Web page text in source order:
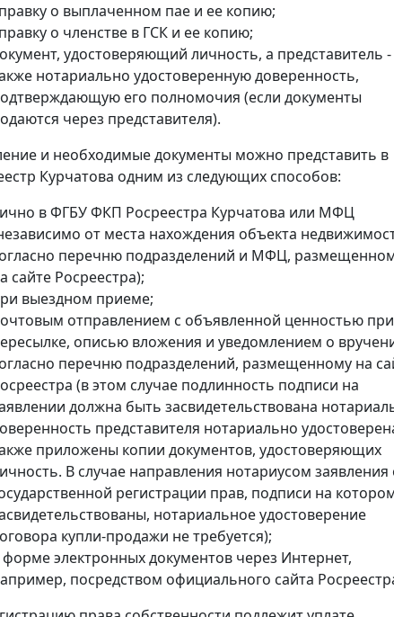
о выплаченном пае и ее копию;
о членстве в ГСК и ее копию;
удостоверяющий личность, а представитель -
нотариально удостоверенную доверенность,
его полномочия (если документы
через представителя).
и необходимые документы можно представить в
Курчатова одним из следующих способов:
в ФГБУ ФКП Росреестра Курчатова или МФЦ
от места нахождения объекта
перечню подразделений и МФЦ,
сайте Росреестра);
выездном приеме;
отправлением с объявленной ценностью при
описью вложения и уведомлением о
перечню подразделений, размещенному на
(в этом случае подлинность подписи на
должна быть засвидетельствована
представителя нотариально
приложены копии документов, удостоверяющих
В случае направления нотариусом заявления
регистрации прав, подписи на
нотариальное удостоверение
купли-продажи не требуется);
форме электронных документов через Интернет,
посредством официального сайта